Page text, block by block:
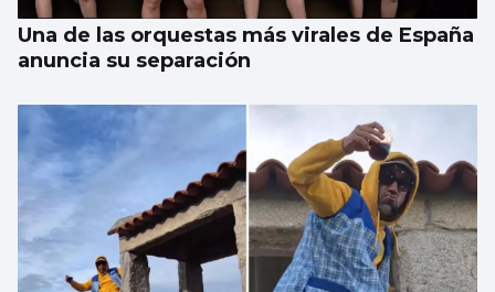
Una de las orquestas más virales de España
anuncia su separación